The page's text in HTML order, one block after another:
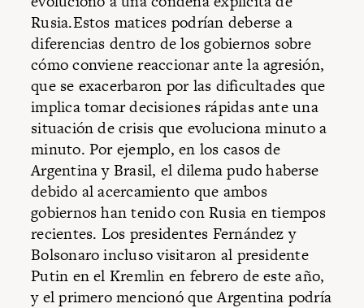
Rusia.Estos matices podrían deberse a
diferencias dentro de los gobiernos sobre
cómo conviene reaccionar ante la agresión,
que se exacerbaron por las dificultades que
implica tomar decisiones rápidas ante una
situación de crisis que evoluciona minuto a
minuto. Por ejemplo, en los casos de
Argentina y Brasil, el dilema pudo haberse
debido al acercamiento que ambos
gobiernos han tenido con Rusia en tiempos
recientes. Los presidentes Fernández y
Bolsonaro incluso visitaron al presidente
Putin en el Kremlin en febrero de este año,
y el primero mencionó que Argentina podría